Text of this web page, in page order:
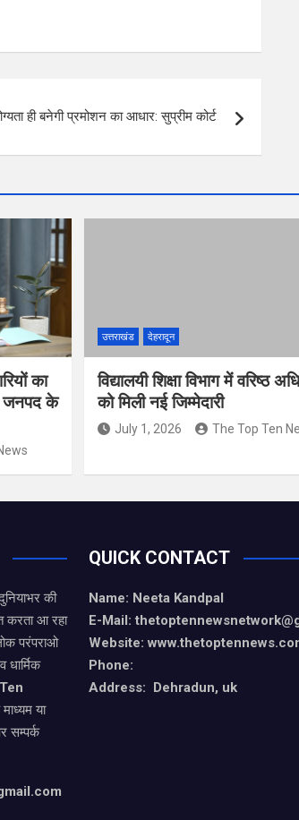
ही बनेगी प्रमोशन का आधार: सुप्रीम कोर्ट
का
जनपद के
उत्तराखंड देहरादून
विद्यालयी शिक्षा विभाग में वरिष्ठ
को मिली नई जिम्मेदारी
July 1, 2026 The Top Ten
की
करता आ रहा
परंपराओ
या
सम्पर्क
QUICK CONTACT
Name: Neeta Kandpal
E-Mail:
Website:
Phone:
Address: Dehradun, uk